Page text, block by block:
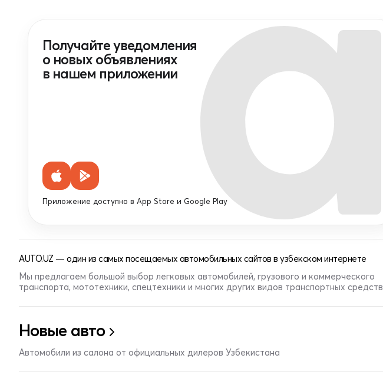
Получайте уведомления
о новых объявлениях
в нашем приложении
Приложение доступно в App Store и Google Play
AUTO.UZ — один из самых посещаемых автомобильных сайтов в узбекском интернете
Мы предлагаем большой выбор легковых автомобилей, грузового и коммерческого
транспорта, мототехники, спецтехники и многих других видов транспортных средств
Новые авто
Автомобили из салона от официальных дилеров Узбекистана